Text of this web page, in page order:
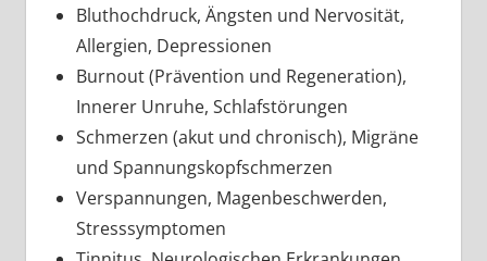
Bluthochdruck, Ängsten und Nervosität,
Allergien, Depressionen
Burnout (Prävention und Regeneration),
Innerer Unruhe, Schlafstörungen
Schmerzen (akut und chronisch), Migräne
und Spannungskopfschmerzen
Verspannungen, Magenbeschwerden,
Stresssymptomen